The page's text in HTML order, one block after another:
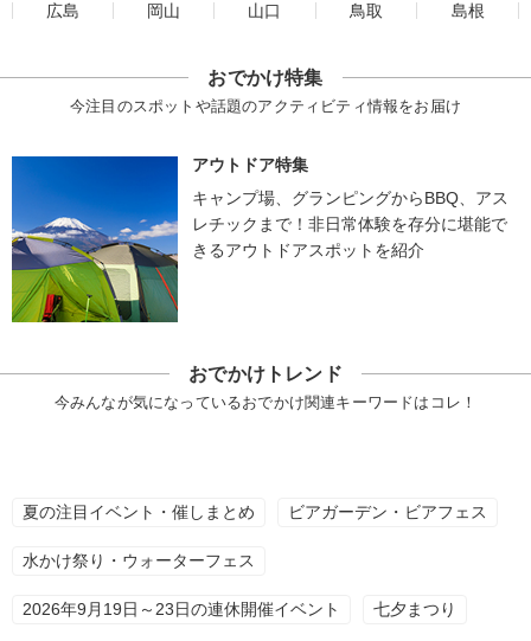
広島
岡山 山口 鳥取 島根
おでかけ特集
今注目のスポットや話題のアクティビティ情報をお届け
アウトドア特集
キャンプ場、グランピングからBBQ、アス
レチックまで！非日常体験を存分に堪能で
きるアウトドアスポットを紹介
おでかけトレンド
今みんなが気になっているおでかけ関連キーワードはコレ！
夏の注目イベント・催しまとめ ビアガーデン・ビアフェス
水かけ祭り・ウォーターフェス
2026年9月19日～23日の連休開催イベント 七夕まつり